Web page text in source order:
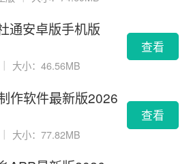
通安卓版手机版
大小：46.56MB
查看
作软件最新版2026
｜ 大小：77.82MB
查看